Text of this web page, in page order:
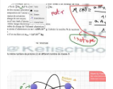
28:4
58:59